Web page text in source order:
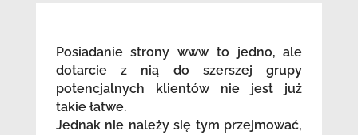
Posiadanie strony www to jedno, ale
dotarcie z nią do szerszej grupy
potencjalnych klientów nie jest już
takie łatwe.
Jednak nie należy się tym przejmować,